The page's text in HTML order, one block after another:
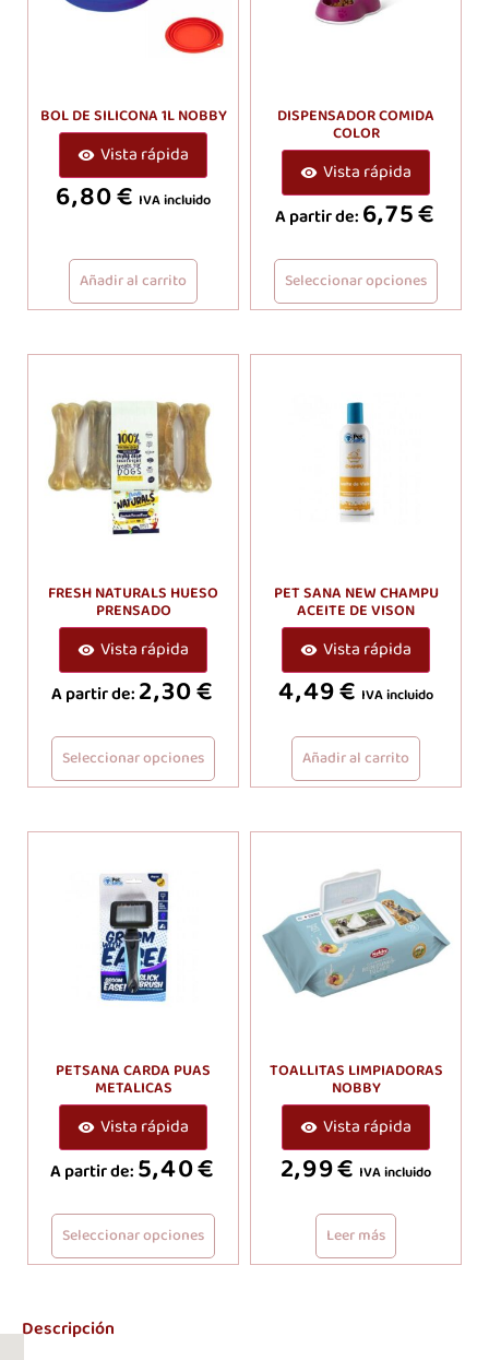
BOL DE SILICONA 1L NOBBY
Vista rápida
6,80€ IVA incluido
Añadir al carrito
DISPENSADOR COMIDA
COLOR
Vista rápida
A partir de: 6,75€
Seleccionar opciones
FRESH NATURALS HUESO
PRENSADO
Vista rápida
A partir de: 2,30€
Seleccionar opciones
PET SANA NEW CHAMPU
ACEITE DE VISON
Vista rápida
4,49€ IVA incluido
Añadir al carrito
PETSANA CARDA PUAS
METALICAS
Vista rápida
A partir de: 5,40€
Seleccionar opciones
TOALLITAS LIMPIADORAS
NOBBY
Vista rápida
2,99€ IVA incluido
Leer más
Descripción